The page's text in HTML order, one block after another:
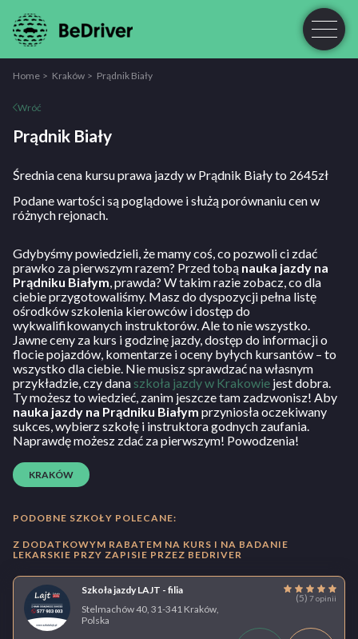
Home Kraków Prądnik Biały
Wróć
Prądnik Biały
Średnia cena kursu prawa jazdy w Prądnik Biały to 2645zł
Podane wartości są poglądowe i służą porównaniu cen w
różnych rejonach.
Gdybyśmy powiedzieli, że mamy coś, co pozwoli ci zdać
prawko za pierwszym razem? Przed tobą nauka jazdy na
Prądniku Białym , prawda? W takim razie zobacz, co dla
ciebie przygotowaliśmy. Masz do dyspozycji pełna listę
ośrodków szkolenia kierowców i dostęp do
wykwalifikowanych instruktorów. Ale to nie wszystko.
Jawne ceny za kurs i godzinę jazdy, dostęp do informacji o
flocie pojazdów, komentarze i oceny byłych kursantów – to
wszystko dla ciebie. Nie musisz sprawdzać na własnym
przykładzie, czy danaszkoła jazdy w Krakowie jest dobra.
Ty możesz to wiedzieć, zanim jeszcze tam zadzwonisz! Aby
nauka jazdy na Prądniku Białym przyniosła oczekiwany
sukces, wybierz szkołę i instruktora godnych zaufania.
Naprawdę możesz zdać za pierwszym! Powodzenia!
KRAKÓW
PODOBNE SZKOŁY POLECANE:
Z DODATKOWYM RABATEM NA KURS I NA BADANIE
LEKARSKIE PRZY ZAPISIE PRZEZ BEDRIVER
Szkoła jazdy LAJT - filia
(5) 7 opinii
Stelmachów 40, 31-341 Kraków,
Polska